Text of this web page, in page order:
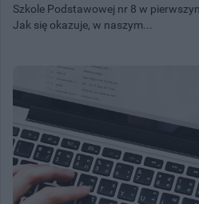
Szkole Podstawowej nr 8 w
Jak się okazuje, w naszym...